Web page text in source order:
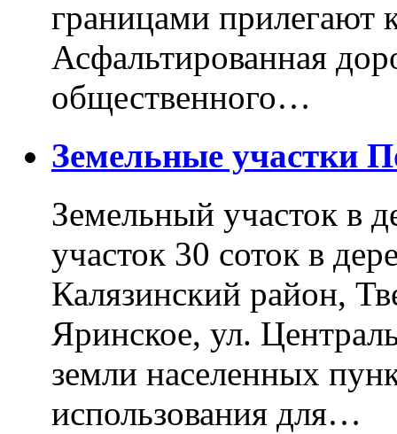
границами прилегают
Асфальтированная
общественного…
Земельные участки
Земельный участок в
участок 30 соток в
Калязинский район,
Яринское, ул.
земли населенных
использования для…